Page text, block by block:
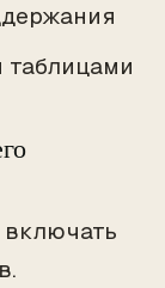
таблицами